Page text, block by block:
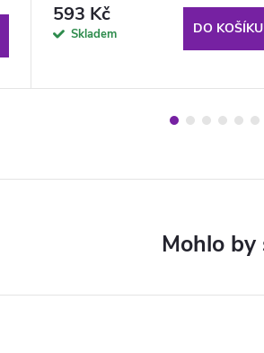
593 Kč
Skladem DO KOŠÍKU